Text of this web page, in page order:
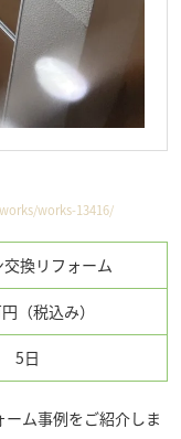
works-13416/
換リフォーム
（税込み）
5日
ム事例をご紹介しま